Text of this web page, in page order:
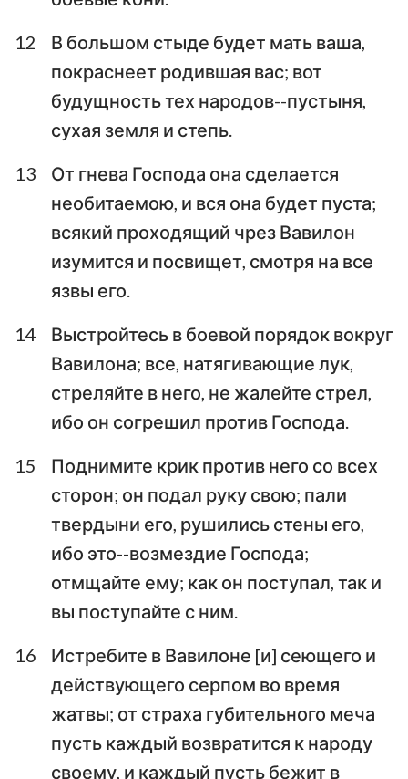
12
В большом стыде будет мать ваша,
покраснеет родившая вас; вот
будущность тех народов--пустыня,
сухая земля и степь.
13
От гнева Господа она сделается
необитаемою, и вся она будет пуста;
всякий проходящий чрез Вавилон
изумится и посвищет, смотря на все
язвы его.
14
Выстройтесь в боевой порядок вокруг
Вавилона; все, натягивающие лук,
стреляйте в него, не жалейте стрел,
ибо он согрешил против Господа.
15
Поднимите крик против него со всех
сторон; он подал руку свою; пали
твердыни его, рушились стены его,
ибо это--возмездие Господа;
отмщайте ему; как он поступал, так и
вы поступайте с ним.
16
Истребите в Вавилоне [и] сеющего и
действующего серпом во время
жатвы; от страха губительного меча
пусть каждый возвратится к народу
своему, и каждый пусть бежит в